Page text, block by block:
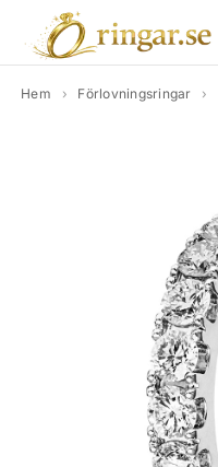
Hem › Förlovningsringar ›